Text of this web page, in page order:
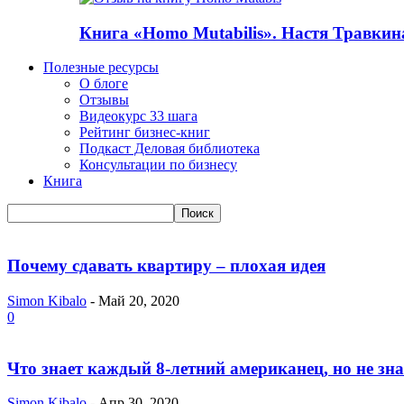
Книга «Homo Mutabilis». Настя
Полезные ресурсы
О блоге
Отзывы
Видеокурс 33 шага
Рейтинг бизнес-книг
Подкаст Деловая библиотека
Консультации по бизнесу
Книга
Почему сдавать квартиру – плохая идея
Simon Kibalo - Май 20, 2020
0
Что знает каждый 8-летний американец, но не